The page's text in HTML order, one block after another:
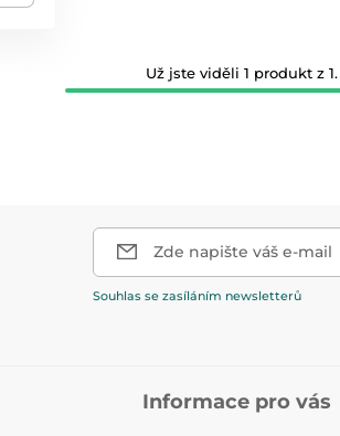
Už jste viděli 1 produkt z 1.
Zde napište váš e-mail
Souhlas se zasíláním newsletterů
Informace pro vás